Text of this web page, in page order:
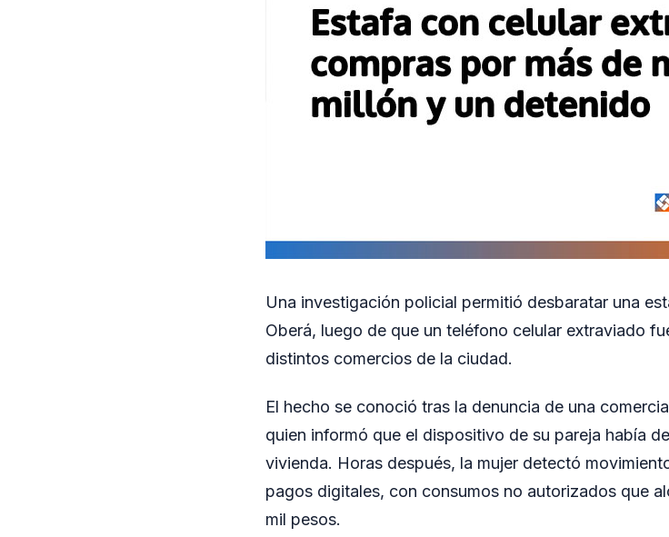
Una investigación policial permitió desbaratar una
Oberá, luego de que un teléfono celular extraviado
distintos comercios de la ciudad.
El hecho se conoció tras la denuncia de una
quien informó que el dispositivo de su pareja había
vivienda. Horas después, la mujer detectó
pagos digitales, con consumos no autorizados que
mil pesos.